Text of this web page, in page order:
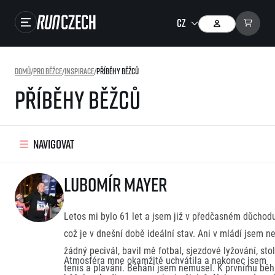
Foto & Video
Běžecké série
Běžecká liga
Výsledky běžecké ligy
projekt SuperHalfs
Příběhy běžců
Domů/Pro běžce/Inspirace/Příběhy běžců
Navigovat
Lubomír Mayer
Letos mi bylo 61 let a jsem již v předčasném
což je v dnešní době ideální stav. Ani v mládí jsem
žádný pecivál, bavil mě fotbal, sjezdové lyžování,
tenis a plavání. Běhání jsem nemusel. K prvnímu
Atmosféra mne okamžitě uchvátila a nakonec jsem
Close navigation